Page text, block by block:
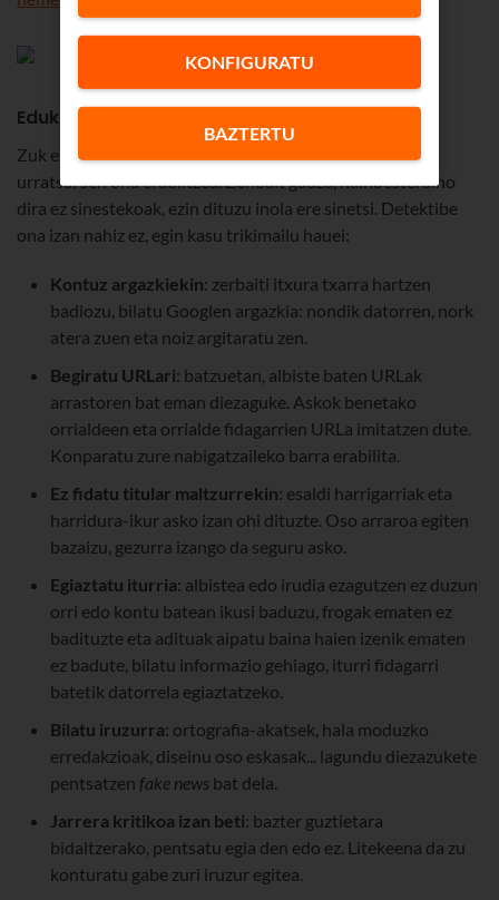
Eduki faltsua zuk zeuk detektatzeko aholkuak
Zuk ere detekta ditzakezufake newsdirelakoak. Lehen
urratsa: sen ona erabiltzea. Zenbait gauza, hainbesteraino
dira ez sinestekoak, ezin dituzu inola ere sinetsi. Detektibe
ona izan nahiz ez, egin kasu trikimailu hauei:
Kontuz argazkiekin: zerbaiti itxura txarra hartzen
badiozu, bilatu Googlen argazkia: nondik datorren, nork
atera zuen eta noiz argitaratu zen.
Begiratu URLari: batzuetan, albiste baten URLak
arrastoren bat eman diezaguke. Askok benetako
orrialdeen eta orrialde fidagarrien URLa imitatzen dute.
Konparatu zure nabigatzaileko barra erabilita.
Ez fidatu titular maltzurrekin: esaldi harrigarriak eta
harridura-ikur asko izan ohi dituzte. Oso arraroa egiten
bazaizu, gezurra izango da seguru asko.
Egiaztatu iturria: albistea edo irudia ezagutzen ez duzun
orri edo kontu batean ikusi baduzu, frogak ematen ez
badituzte eta adituak aipatu baina haien izenik ematen
ez badute, bilatu informazio gehiago, iturri fidagarri
batetik datorrela egiaztatzeko.
Bilatu iruzurra: ortografia-akatsek, hala moduzko
erredakzioak, diseinu oso eskasak... lagundu diezazukete
pentsatzen fake news bat dela.
Jarrera kritikoa izan beti: bazter guztietara
bidaltzerako, pentsatu egia den edo ez. Litekeena da zu
konturatu gabe zuri iruzur egitea.
KONFIGURATU
BAZTERTU